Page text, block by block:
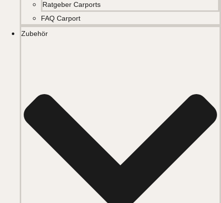
Ratgeber Carports
FAQ Carport
Zubehör